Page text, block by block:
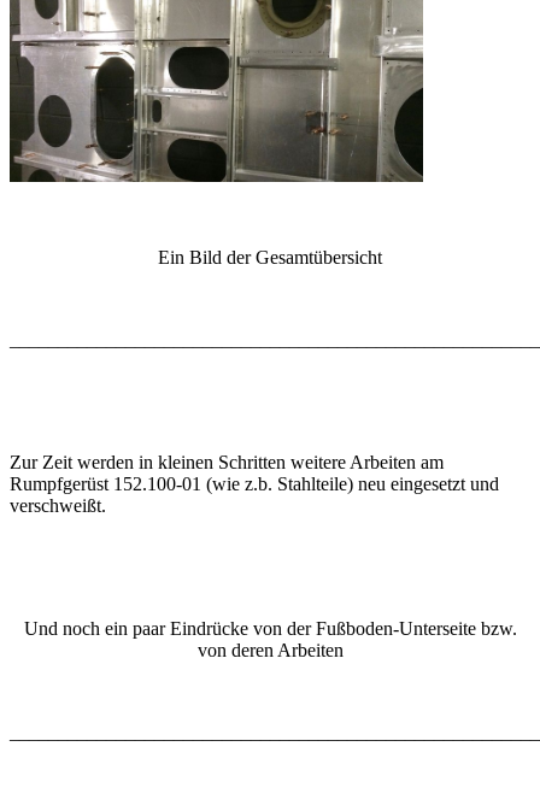
Ein Bild der Gesamtübersicht
Zur Zeit werden in kleinen Schritten weitere Arbeiten am
Rumpfgerüst 152.100-01 (wie z.b. Stahlteile) neu eingesetzt und
verschweißt.
Und noch ein paar Eindrücke von der Fußboden-Unterseite bzw.
von deren Arbeiten